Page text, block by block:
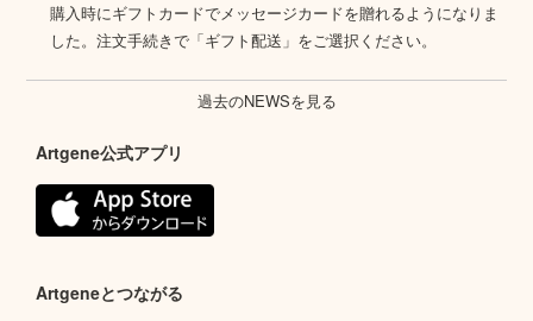
購入時にギフトカードでメッセージカードを贈れるようになりま
した。注文手続きで「ギフト配送」をご選択ください。
過去のNEWSを見る
Artgene公式アプリ
Artgeneとつながる